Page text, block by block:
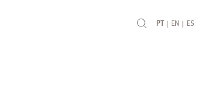
PT | EN | ES